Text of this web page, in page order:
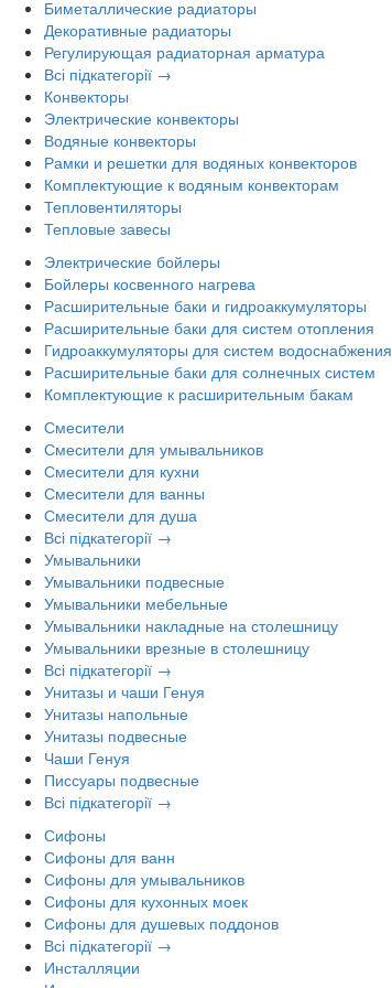
Биметаллические радиаторы
Декоративные радиаторы
Регулирующая радиаторная арматура
Всі підкатегорії →
Конвекторы
Электрические конвекторы
Водяные конвекторы
Рамки и решетки для водяных конвекторов
Комплектующие к водяным конвекторам
Тепловентиляторы
Тепловые завесы
Электрические бойлеры
Бойлеры косвенного нагрева
Расширительные баки и гидроаккумуляторы
Расширительные баки для систем отопления
Гидроаккумуляторы для систем водоснабжения
Расширительные баки для солнечных систем
Комплектующие к расширительным бакам
Смесители
Смесители для умывальников
Смесители для кухни
Смесители для ванны
Смесители для душа
Всі підкатегорії →
Умывальники
Умывальники подвесные
Умывальники мебельные
Умывальники накладные на столешницу
Умывальники врезные в столешницу
Всі підкатегорії →
Унитазы и чаши Генуя
Унитазы напольные
Унитазы подвесные
Чаши Генуя
Писсуары подвесные
Всі підкатегорії →
Сифоны
Сифоны для ванн
Сифоны для умывальников
Сифоны для кухонных моек
Сифоны для душевых поддонов
Всі підкатегорії →
Инсталляции